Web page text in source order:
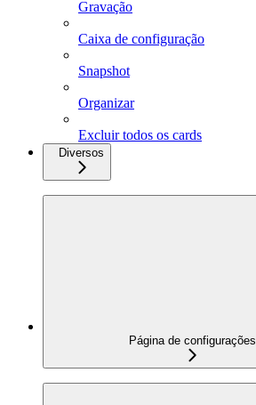
Gravação
Caixa de configuração
Snapshot
Organizar
Excluir todos os cards
Diversos
Página de configurações